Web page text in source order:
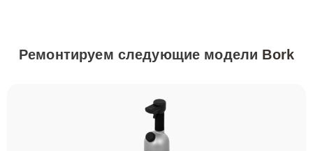
Ремонтируем следующие модели Bork